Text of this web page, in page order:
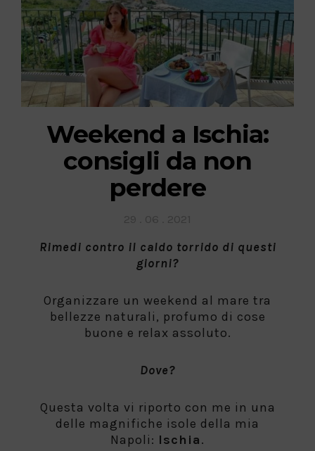
Weekend a Ischia:
consigli da non
perdere
Rimedi contro il caldo torrido di questi
giorni?
Organizzare un weekend al mare tra
bellezze naturali, profumo di cose
buone e relax assoluto.
Dove?
Questa volta vi riporto con me in una
delle magnifiche isole della mia
Napoli: Ischia.